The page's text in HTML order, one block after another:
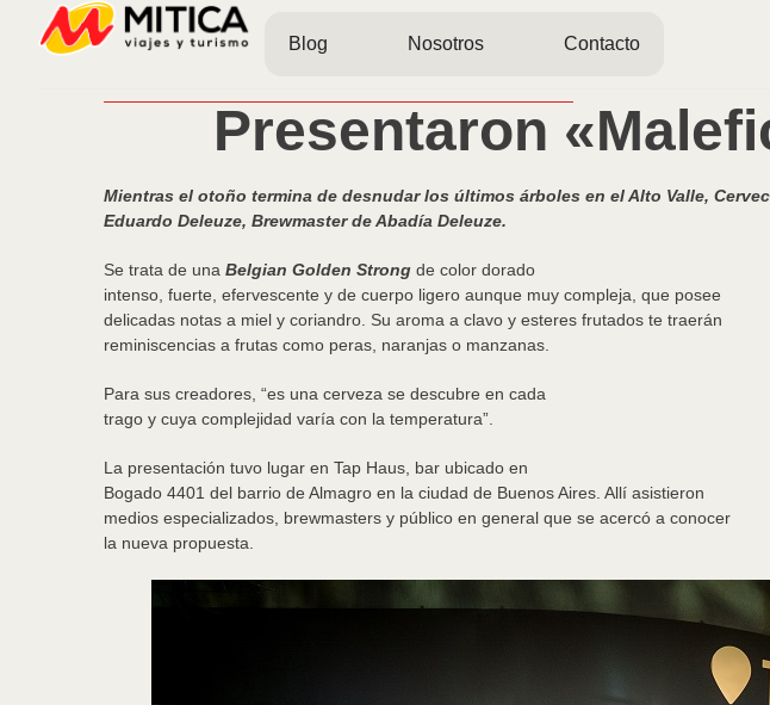
Blog Nosotros Contacto
Presentaron
Mientras el otoño termina de desnudar los últimos árboles en el Alto Valle,
Eduardo Deleuze, Brewmaster de Abadía Deleuze.
Se trata de una Belgian Golden Strong de color dorado
intenso, fuerte, efervescente y de cuerpo ligero aunque muy compleja, que posee
delicadas notas a miel y coriandro. Su aroma a clavo y esteres frutados te traerán
reminiscencias a frutas como peras, naranjas o manzanas.
Para sus creadores, “es una cerveza se descubre en cada
trago y cuya complejidad varía con la temperatura”.
La presentación tuvo lugar en Tap Haus, bar ubicado en
Bogado 4401 del barrio de Almagro en la ciudad de Buenos Aires. Allí asistieron
medios especializados, brewmasters y público en general que se acercó a conocer
la nueva propuesta.